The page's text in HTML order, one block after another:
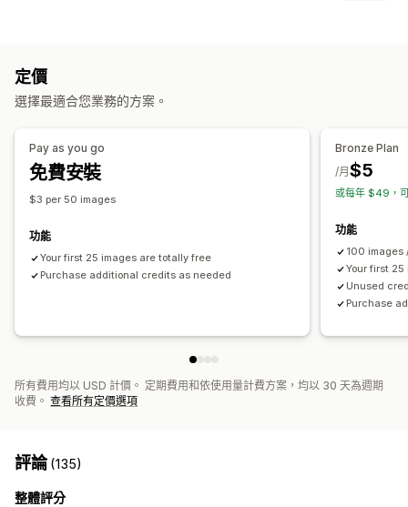
追蹤成效
排名追蹤
定價
選擇最適合您業務的方案。
Pay as you go
免費安裝
$3 per 50 images
功能
Your first 25 images are totally free
Purchase additional credits as needed
Bronze Plan
$5
/月
或每年 $49，
功能
100 images
Your first
Unused
Purchase
所有費用均以 USD 計價。 定期費用和依使用量計費方案，均以 30 天為週期
收費。 查看所有定價選項
評論(135)
整體評分